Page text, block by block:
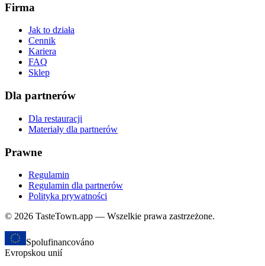
Firma
Jak to działa
Cennik
Kariera
FAQ
Sklep
Dla partnerów
Dla restauracji
Materiały dla partnerów
Prawne
Regulamin
Regulamin dla partnerów
Polityka prywatności
© 2026 TasteTown.app — Wszelkie prawa zastrzeżone.
Spolufinancováno
Evropskou unií